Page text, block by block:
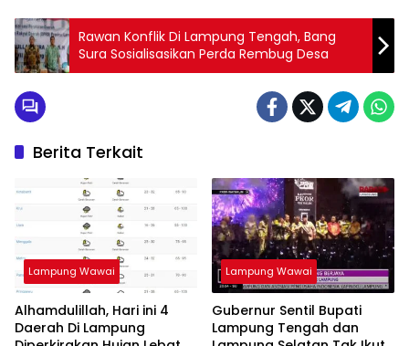
Rawan Konflik Di Lampung Tengah, Bang
Sura Sosialisasikan Perda Rembug Desa
Berita Terkait
Lampung Wawai
Alhamdulillah, Hari ini 4
Daerah Di Lampung
Lampung Wawai
Gubernur Sentil Bupati
Lampung Tengah dan